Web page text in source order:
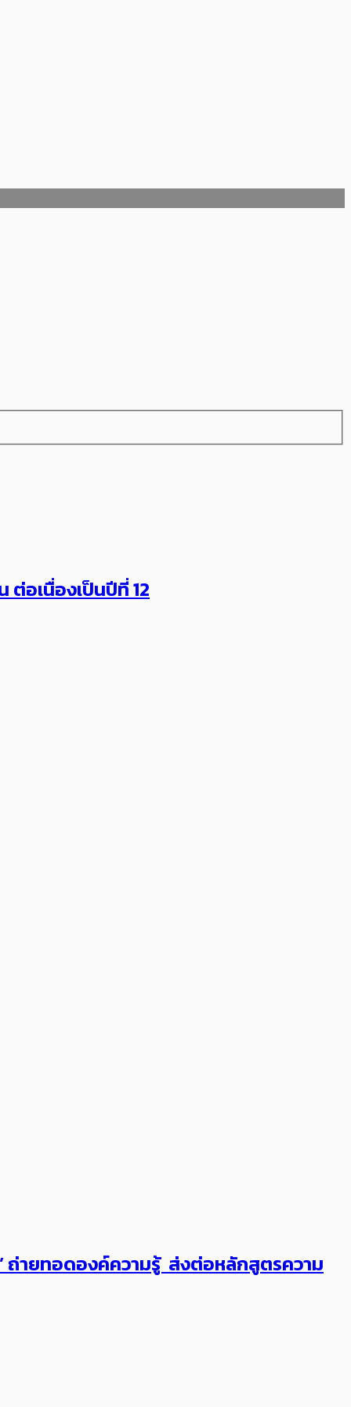
ต่อเนื่องเป็นปีที่ 12
ถ่ายทอดองค์ความรู้ ส่งต่อหลักสูตรความ